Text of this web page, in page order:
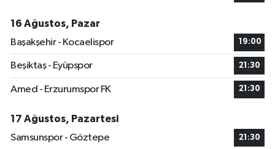
16 Ağustos, Pazar
Başakşehir - Kocaelispor
19:00
Beşiktaş - Eyüpspor 21:30
Amed - Erzurumspor FK 21:30
17 Ağustos, Pazartesi
Samsunspor - Göztepe
21:30